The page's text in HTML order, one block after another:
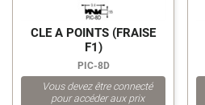
CLE A POINTS (FRAISE
F1)
PIC-8D
Vous devez être connecté
pour accéder aux prix